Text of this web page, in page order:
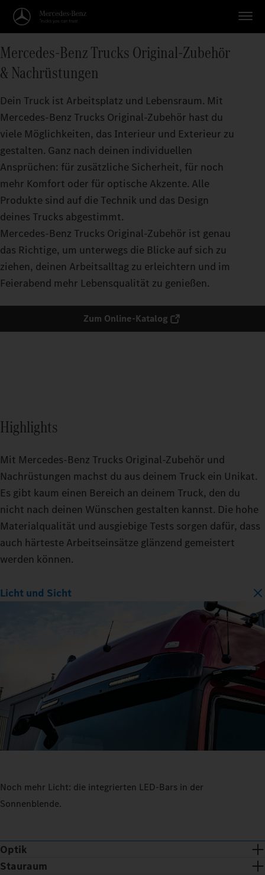
Mercedes‑Benz Trucks Original-Zubehör
& Nachrüstungen
Dein Truck ist Arbeitsplatz und Lebensraum. Mit
Mercedes‑Benz Trucks Original‑Zubehör hast du
viele Möglichkeiten, das Interieur und Exterieur zu
gestalten. Ganz nach deinen individuellen
Ansprüchen: für zusätzliche Sicherheit, für noch
mehr Komfort oder für optische Akzente. Alle
Produkte sind auf die Technik und das Design
deines Trucks abgestimmt.
Mercedes‑Benz Trucks Original-Zubehör ist genau
das Richtige, um unterwegs die Blicke auf sich zu
ziehen, deinen Arbeitsalltag zu erleichtern und im
Feierabend mehr Lebensqualität zu genießen.
Zum Online-Katalog
Highlights
Mit Mercedes-Benz Trucks Original-Zubehör und
Nachrüstungen machst du aus deinem Truck ein Unikat.
Es gibt kaum einen Bereich an deinem Truck, den du
nicht nach deinen Wünschen gestalten kannst. Die hohe
Materialqualität und ausgiebige Tests sorgen dafür, dass
auch härteste Arbeitseinsätze glänzend gemeistert
werden können.
Licht und Sicht
Noch mehr Licht: die integrierten LED-Bars in der
Sonnenblende.
Optik
Stauraum